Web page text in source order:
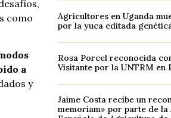
como
a
y
Agricultores en Uganda
por la yuca editada
Rosa Porcel reconocida
Visitante por la UNTRM en
Jaime Costa recibe un
memoriam» por parte de la